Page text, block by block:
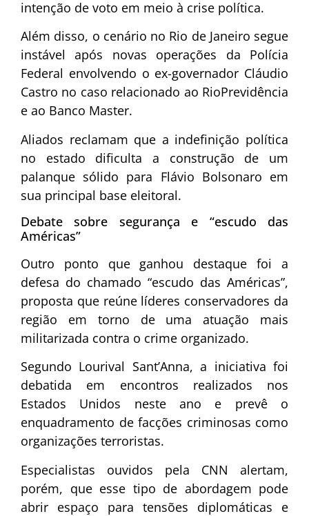
intenção de voto em meio à crise política.
Além disso, o cenário no Rio de Janeiro segue
instável após novas operações da Polícia
Federal envolvendo o ex-governador Cláudio
Castro no caso relacionado ao RioPrevidência
e ao Banco Master.
Aliados reclamam que a indefinição política
no estado dificulta a construção de um
palanque sólido para Flávio Bolsonaro em
sua principal base eleitoral.
Debate sobre segurança e “escudo das
Américas”
Outro ponto que ganhou destaque foi a
defesa do chamado “escudo das Américas”,
proposta que reúne líderes conservadores da
região em torno de uma atuação mais
militarizada contra o crime organizado.
Segundo Lourival Sant’Anna, a iniciativa foi
debatida em encontros realizados nos
Estados Unidos neste ano e prevê o
enquadramento de facções criminosas como
organizações terroristas.
Especialistas ouvidos pela CNN alertam,
porém, que esse tipo de abordagem pode
abrir espaço para tensões diplomáticas e